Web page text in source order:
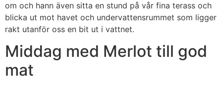
om och hann även sitta en stund på vår fina terass och
blicka ut mot havet och undervattensrummet som ligger
rakt utanför oss en bit ut i vattnet.
Middag med Merlot till god
mat